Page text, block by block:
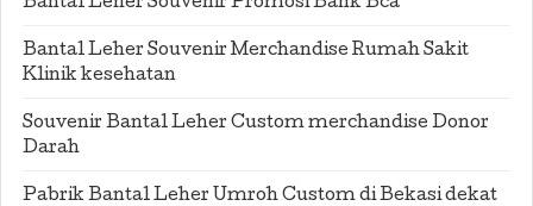
Bantal Leher Souvenir Promosi Bank Bca
Bantal Leher Souvenir Merchandise Rumah Sakit
Klinik kesehatan
Souvenir Bantal Leher Custom merchandise Donor
Darah
Pabrik Bantal Leher Umroh Custom di Bekasi dekat